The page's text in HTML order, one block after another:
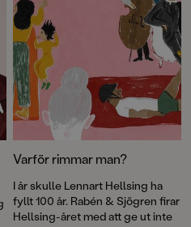
Varför rimmar man?
I år skulle Lennart Hellsing ha
fyllt 100 år. Rabén & Sjögren firar
Hellsing-året med att ge ut inte